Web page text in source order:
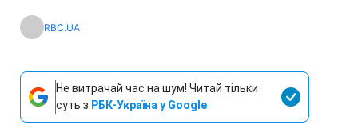
RBC.UA
Не витрачай час на шум! Читай тільки
суть з РБК-Україна у Google